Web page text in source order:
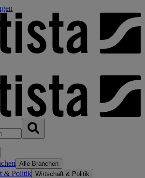
Alle Branchen
& Politik Wirtschaft & Politik